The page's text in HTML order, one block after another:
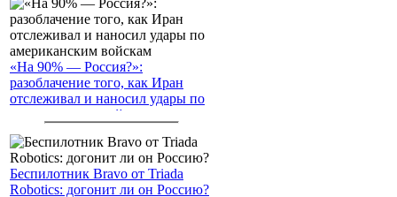
«На 90% — Россия?»:
разоблачение того, как Иран
отслеживал и наносил удары по
американским войскам
Беспилотник Bravo от Triada
Robotics: догонит ли он Россию?